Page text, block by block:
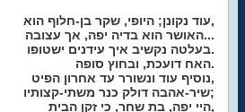
עוד נקונן; היופי, שקר בן-חלוף הוא,
האושר הוא בדיה יפה, אך עצובה...
בעלטה נקשיב איך עידנים ישטופו.
האח דועכת, ובחוץ סופה.
נוסיף עוד ונשורר עד אחרון הפיט,
שיר-אהבה דולק כנר משתי-קצותיו;
היי יפה, בת שחר, כי זקן הבית,